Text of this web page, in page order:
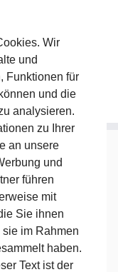
Wir
und
Funktionen für
und die
analysieren.
zu Ihrer
an unsere
und
führen
mit
Sie ihnen
im Rahmen
haben.
Text ist der